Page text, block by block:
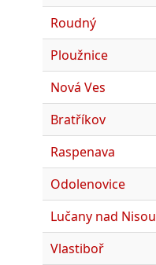
Roudný
Ploužnice
Nová Ves
Bratříkov
Raspenava
Odolenovice
Lučany nad Nisou
Vlastiboř